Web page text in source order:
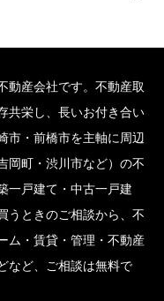
動産会社です。不動産取
共栄し、長いお付き合い
市・前橋市を主軸に周辺
岡町・渋川市など）の不
一戸建て・中古一戸建
うときのご相談から、不
ム・賃貸・管理・不動産
など、ご相談は無料で